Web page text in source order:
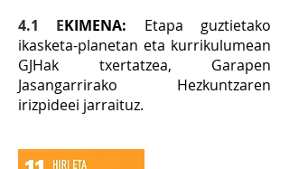
4.1 EKIMENA:
Etapa guztietako
ikasketa-planetan eta kurrikulumean
GJHak txertatzea, Garapen
Jasangarrirako Hezkuntzaren
irizpideei jarraituz.